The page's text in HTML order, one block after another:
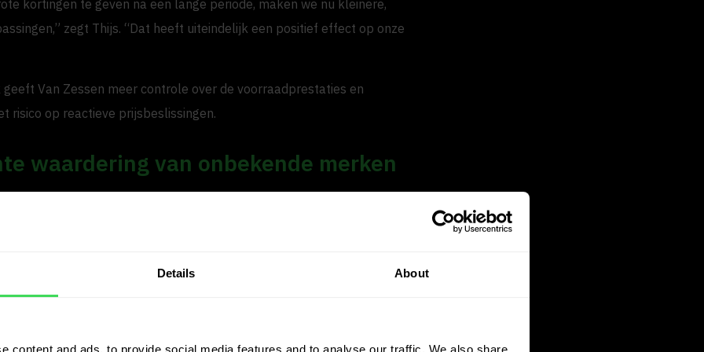
Details About
kortingen te geven na een lange periode, maken we nu kleinere,
zegt Thijs. “Dat heeft uiteindelijk een positief effect op onze
geeft Van Zessen meer controle over de voorraadprestaties en
risico op reactieve prijsbeslissingen.
waardering van onbekende merken